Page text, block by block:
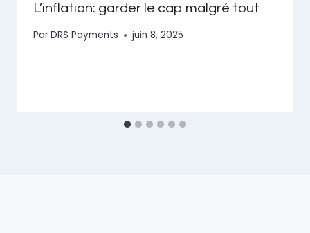
L’inflation: garder le cap malgré tout
ParDRS Payments juin 8, 2025